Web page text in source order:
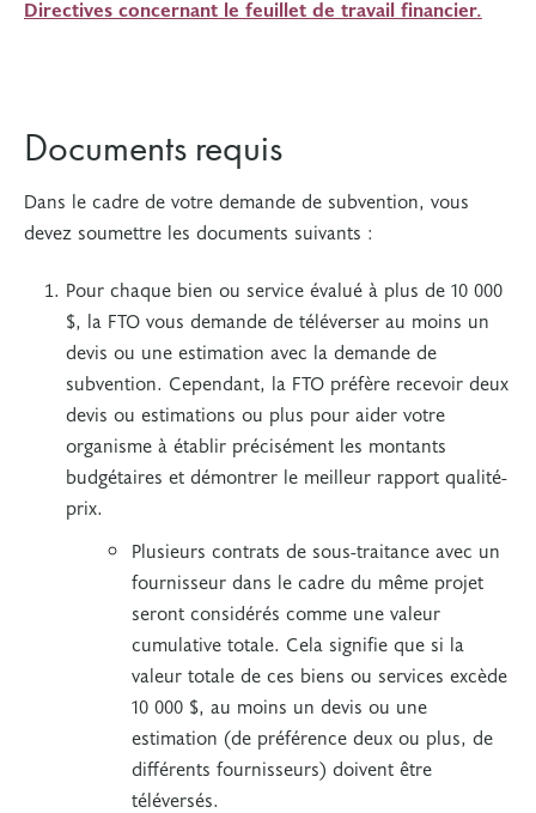
Directives concernant le feuillet de travail financier.
Documents requis
Dans le cadre de votre demande de subvention, vous
devez soumettre les documents suivants :
Pour chaque bien ou service évalué à plus de 10 000
$, la FTO vous demande de téléverser au moins un
devis ou une estimation avec la demande de
subvention. Cependant, la FTO préfère recevoir deux
devis ou estimations ou plus pour aider votre
organisme à établir précisément les montants
budgétaires et démontrer le meilleur rapport qualité-
prix.
Plusieurs contrats de sous-traitance avec un
fournisseur dans le cadre du même projet
seront considérés comme une valeur
cumulative totale. Cela signifie que si la
valeur totale de ces biens ou services excède
10 000 $, au moins un devis ou une
estimation (de préférence deux ou plus, de
différents fournisseurs) doivent être
téléversés.